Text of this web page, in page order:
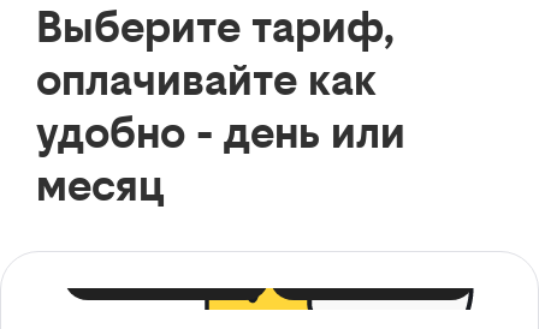
Выберите тариф,
оплачивайте как
удобно - день или
месяц